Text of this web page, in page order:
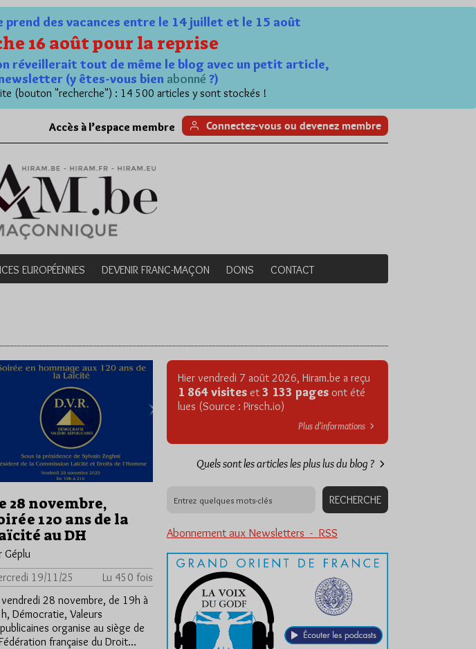
prend des vacances entre le 14 juillet et le 15 août
16 août pour la reprise
réveillerait tout de même le blog avec un petit article,
(y êtes-vous bien abonné ?)
(bouton "recherche") : 14 500 articles y sont stockés !
Accès à l’espace membre Connectez-vous ou devenez membre
EUROPÉENNES DEVENIR FRANC-MAÇON DONS CONTACT
28 novembre,
120 ans de la
au DH
Géplu
19/11/25
Lu 450 fois
vendredi 28 novembre, de 19h à
Démocratie, Valeurs
organise au siège de
française du Droit…
Hier vendredi 7 août 2026, Hiram.be a reçu
1 864 visites et 3 133 pages ont été
lues (Source : Pirsch.io)
Plus d’informations
Quels sont les articles les plus lus du blog ?
Abonnement aux Newsletters - RSS